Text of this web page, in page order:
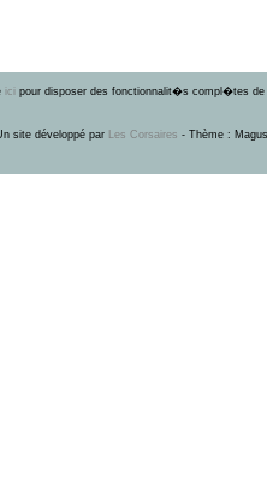
ici pour disposer des fonctionnalit�s compl�tes de
site développé par Les Corsaires - Thème :